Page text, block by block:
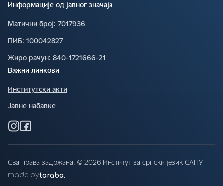
Информације од јавног значаја
Матични број∶ 7017936
ПИБ∶ 100042827
Жиро рачун∶ 840-1721666-21
Важни линкови
Институтски акти
Јавне набавке
Сва права задржана. © 2026 Институт за српски језик САНУ
made bytaraba.